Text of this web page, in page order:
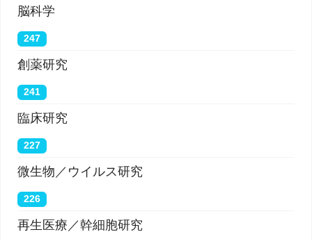
脳科学
247
創薬研究
241
臨床研究
227
微生物／ウイルス研究
226
再生医療／幹細胞研究